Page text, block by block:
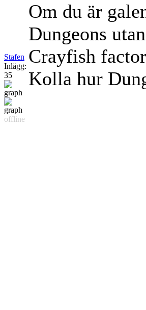
Stafen
Inlägg:
35
offline
Om du är
Dungeons
Crayfish
Kolla hur